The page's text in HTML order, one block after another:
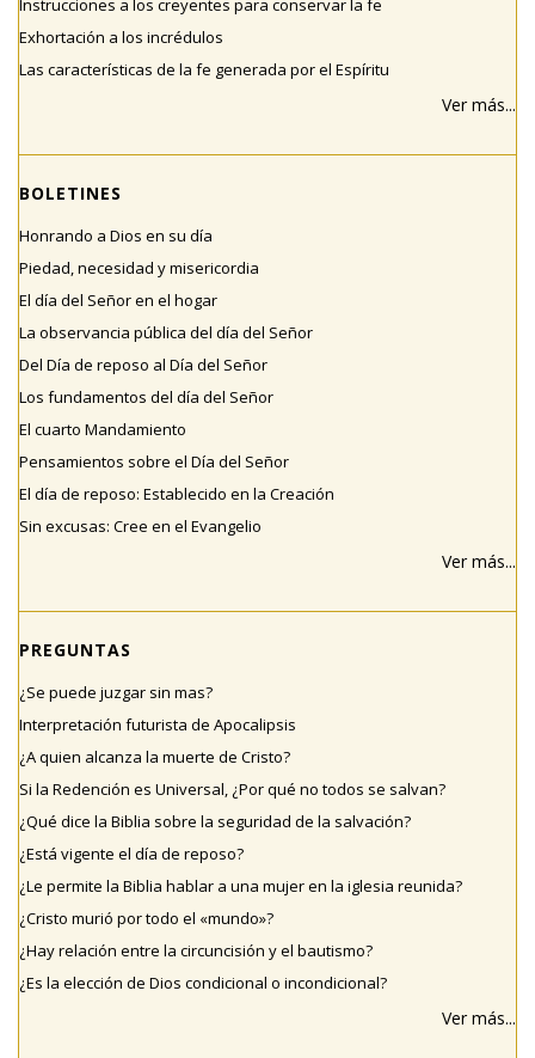
Instrucciones a los creyentes para conservar la fe
Exhortación a los incrédulos
Las características de la fe generada por el Espíritu
Ver más...
BOLETINES
Honrando a Dios en su día
Piedad, necesidad y misericordia
El día del Señor en el hogar
La observancia pública del día del Señor
Del Día de reposo al Día del Señor
Los fundamentos del día del Señor
El cuarto Mandamiento
Pensamientos sobre el Día del Señor
El día de reposo: Establecido en la Creación
Sin excusas: Cree en el Evangelio
Ver más...
PREGUNTAS
¿Se puede juzgar sin mas?
Interpretación futurista de Apocalipsis
¿A quien alcanza la muerte de Cristo?
Si la Redención es Universal, ¿Por qué no todos se salvan?
¿Qué dice la Biblia sobre la seguridad de la salvación?
¿Está vigente el día de reposo?
¿Le permite la Biblia hablar a una mujer en la iglesia reunida?
¿Cristo murió por todo el «mundo»?
¿Hay relación entre la circuncisión y el bautismo?
¿Es la elección de Dios condicional o incondicional?
Ver más...